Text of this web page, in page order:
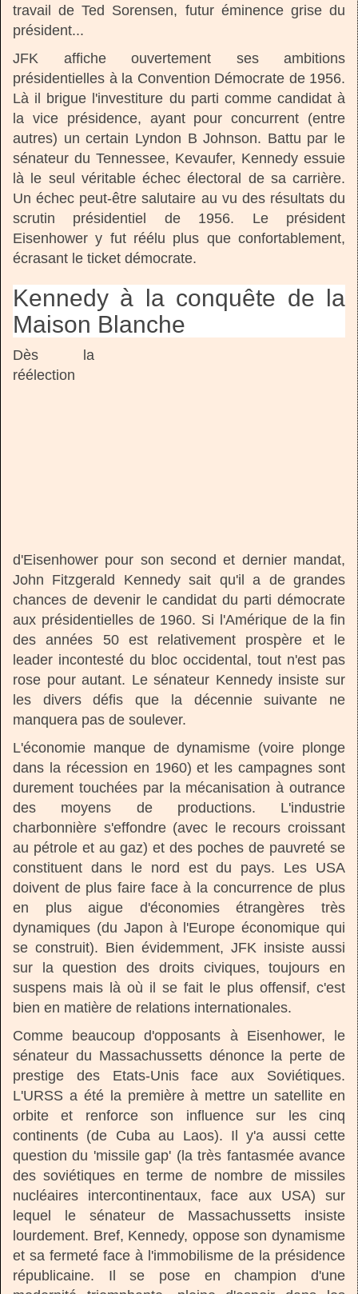
travail de Ted Sorensen, futur éminence grise du
président...
JFK affiche ouvertement ses ambitions
présidentielles à la Convention Démocrate de 1956.
Là il brigue l'investiture du parti comme candidat à
la vice présidence, ayant pour concurrent (entre
autres) un certain Lyndon B Johnson. Battu par le
sénateur du Tennessee, Kevaufer, Kennedy essuie
là le seul véritable échec électoral de sa carrière.
Un échec peut-être salutaire au vu des résultats du
scrutin présidentiel de 1956. Le président
Eisenhower y fut réélu plus que confortablement,
écrasant le ticket démocrate.
Kennedy à la conquête de la
Maison Blanche
Dès la
réélection
d'Eisenhower pour son second et dernier mandat,
John Fitzgerald Kennedy sait qu'il a de grandes
chances de devenir le candidat du parti démocrate
aux présidentielles de 1960. Si l'Amérique de la fin
des années 50 est relativement prospère et le
leader incontesté du bloc occidental, tout n'est pas
rose pour autant. Le sénateur Kennedy insiste sur
les divers défis que la décennie suivante ne
manquera pas de soulever.
L'économie manque de dynamisme (voire plonge
dans la récession en 1960) et les campagnes sont
durement touchées par la mécanisation à outrance
des moyens de productions. L'industrie
charbonnière s'effondre (avec le recours croissant
au pétrole et au gaz) et des poches de pauvreté se
constituent dans le nord est du pays. Les USA
doivent de plus faire face à la concurrence de plus
en plus aigue d'économies étrangères très
dynamiques (du Japon à l'Europe économique qui
se construit). Bien évidemment, JFK insiste aussi
sur la question des droits civiques, toujours en
suspens mais là où il se fait le plus offensif, c'est
bien en matière de relations internationales.
Comme beaucoup d'opposants à Eisenhower, le
sénateur du Massachussetts dénonce la perte de
prestige des Etats-Unis face aux Soviétiques.
L'URSS a été la première à mettre un satellite en
orbite et renforce son influence sur les cinq
continents (de Cuba au Laos). Il y'a aussi cette
question du 'missile gap' (la très fantasmée avance
des soviétiques en terme de nombre de missiles
nucléaires intercontinentaux, face aux USA) sur
lequel le sénateur de Massachussetts insiste
lourdement. Bref, Kennedy, oppose son dynamisme
et sa fermeté face à l'immobilisme de la présidence
républicaine. Il se pose en champion d'une